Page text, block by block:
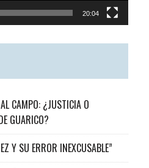
20:04
CAMPO: ¿JUSTICIA O
GUARICO?
Y SU ERROR INEXCUSABLE”